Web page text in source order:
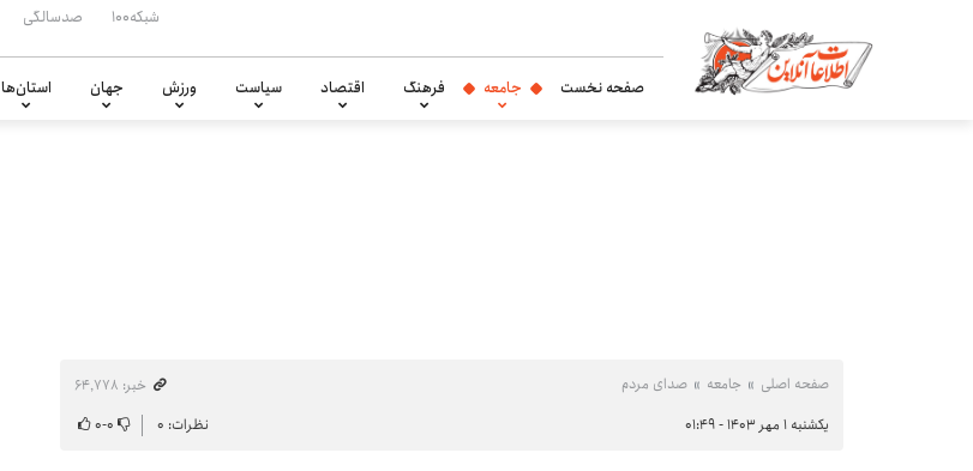
شبکه۱۰۰ صدسالگی
صفحه نخست جامعه فرهنگ اقتصاد سیاست ورزش جهان استان‌ها
صفحه اصلی جامعه صدای مردم
خبر: ۶۴٬۷۷۸
یکشنبه ۱ مهر ۱۴۰۳ - ۰۱:۴۹
نظرات: ۰ ۰-۰